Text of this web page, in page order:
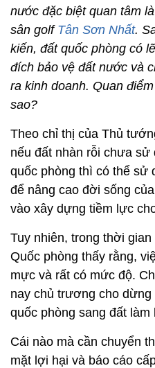
nước đặc biệt quan tâm là
sân golf Tân Sơn Nhất.
kiến, đất quốc phòng có
đích bảo vệ đất nước và
ra kinh doanh. Quan
sao?
Theo chỉ thị của Thủ
nếu đất nhàn rỗi chưa sử
quốc phòng thì có thể sử
để nâng cao đời sống
vào xây dựng tiềm lực
Tuy nhiên, trong thời
Quốc phòng thấy rằng,
mực và rất có mức độ.
nay chủ trương cho
quốc phòng sang đất làm
Cái nào mà cần chuyển
mặt lợi hại và báo cáo